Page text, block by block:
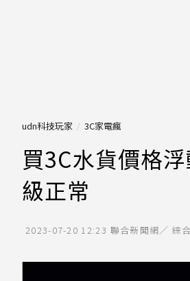
udn科技玩家 3C家電瘋
買3C水貨價格
級正常
2023-07-20 12:23 聯合新聞網／ 綜